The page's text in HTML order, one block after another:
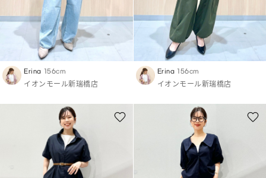
Erina 156cm
イオンモール新瑞橋店
Erina 156cm
イオンモール新瑞橋店